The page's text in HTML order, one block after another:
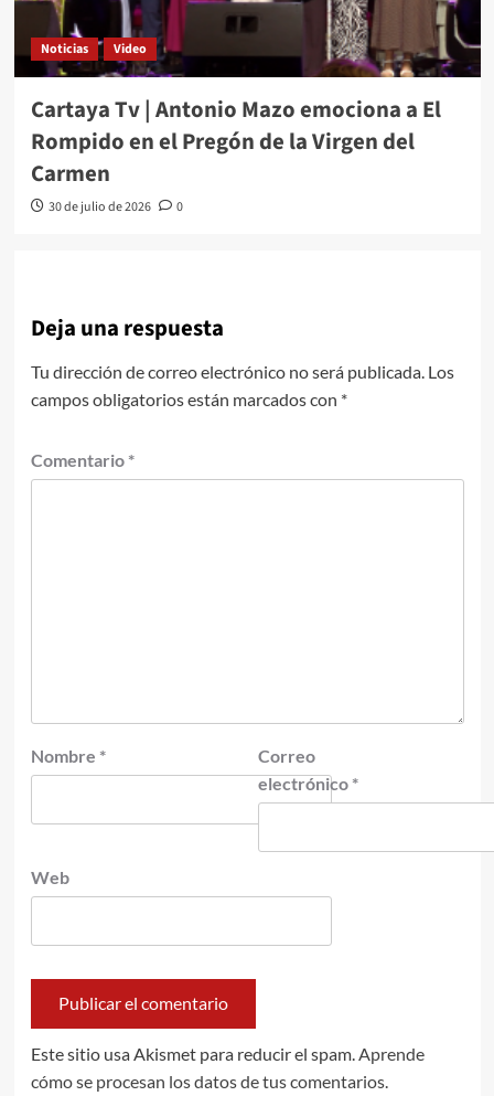
Noticias Video
Cartaya Tv | Antonio Mazo emociona a El
Rompido en el Pregón de la Virgen del
Carmen
30 de julio de 2026 0
Deja una respuesta
Tu dirección de correo electrónico no será publicada. Los
campos obligatorios están marcados con *
Comentario *
Nombre *
Correo
electrónico *
Web
Este sitio usa Akismet para reducir el spam. Aprende
cómo se procesan los datos de tus comentarios.